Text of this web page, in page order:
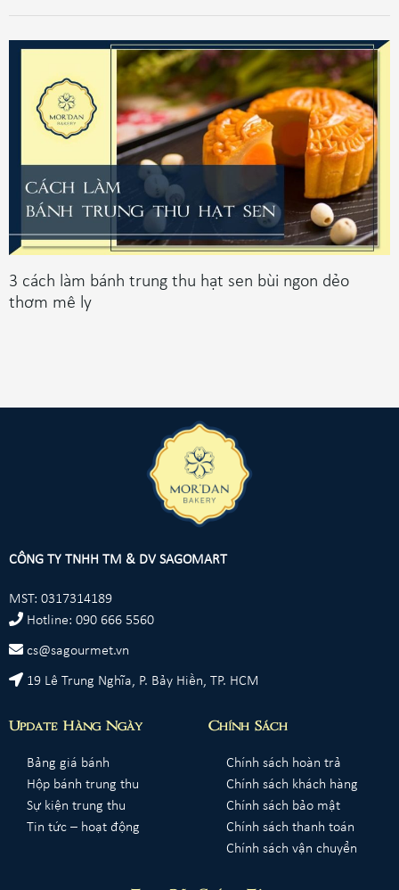
3 cách làm bánh trung thu hạt sen bùi ngon dẻo
thơm mê ly
CÔNG TY TNHH TM & DV SAGOMART
MST: 0317314189
Hotline: 090 666 5560
cs@sagourmet.vn
19 Lê Trung Nghĩa, P. Bảy Hiền, TP. HCM
Update Hàng Ngày
Bảng giá bánh
Hộp bánh trung thu
Sự kiện trung thu
Tin tức – hoạt động
Chính Sách
Chính sách hoàn trả
Chính sách khách hàng
Chính sách bảo mật
Chính sách thanh toán
Chính sách vận chuyển